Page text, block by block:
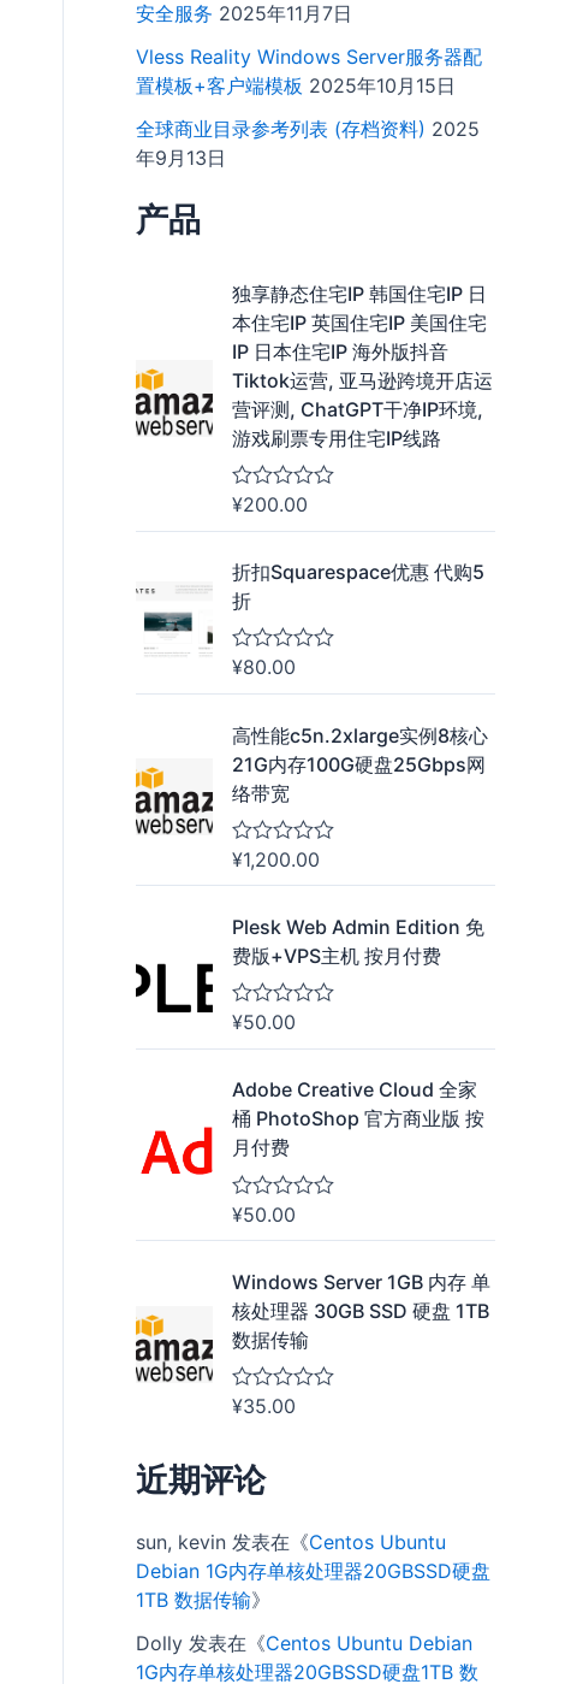
安全服务 2025年11月7日
Vless Reality Windows Server服务器配
置模板+客户端模板 2025年10月15日
全球商业目录参考列表 (存档资料) 2025
年9月13日
产品
独享静态住宅IP 韩国住宅IP 日
本住宅IP 英国住宅IP 美国住宅
IP 日本住宅IP 海外版抖音
Tiktok运营, 亚马逊跨境开店运
营评测, ChatGPT干净IP环境,
游戏刷票专用住宅IP线路
评
&
s
o
;
5
¥200.00
折扣Squarespace优惠 代购5
折
评
&
s
o
l
;
5
¥80.00
高性能c5n.2xlarge实例8核心
21G内存100G硬盘25Gbps网
络带宽
评
&
s
o
;
5
¥1,200.00
Plesk Web Admin Edition 免
费版+VPS主机 按月付费
评
&
s
o
;
5
¥50.00
Adobe Creative Cloud 全家
桶 PhotoShop 官方商业版 按
月付费
评
&
s
o
l
;
5
¥50.00
Windows Server 1GB 内存 单
核处理器 30GB SSD 硬盘 1TB
数据传输
评
&
s
;
5
¥35.00
近期评论
sun, kevin 发表在《Centos Ubuntu
Debian 1G内存单核处理器20GBSSD硬盘
1TB 数据传输》
Dolly 发表在《Centos Ubuntu Debian
1G内存单核处理器20GBSSD硬盘1TB 数